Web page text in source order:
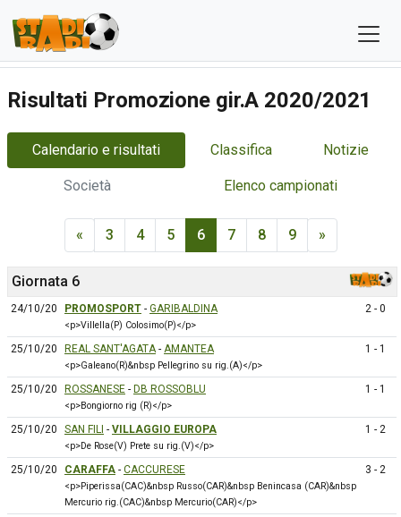
Risultati Promozione gir.A 2020/2021
Calendario e risultati Classifica Notizie
Società Elenco campionati
« 3 4 5 6 7 8 9 »
Giornata 6
24/10/20 PROMOSPORT - GARIBALDINA
<p>Villella(P) Colosimo(P)</p>
2 - 0
25/10/20 REAL SANT'AGATA- AMANTEA
<p>Galeano(R)&nbsp Pellegrino su rig.(A)</p>
1 - 1
25/10/20 ROSSANESE - DB ROSSOBLU
<p>Bongiorno rig (R)</p>
1 - 1
25/10/20 SAN FILI - VILLAGGIO EUROPA
<p>De Rose(V) Prete su rig.(V)</p>
1 - 2
25/10/20 CARAFFA - CACCURESE
<p>Piperissa(CAC)&nbsp Russo(CAR)&nbsp Benincasa (CAR)&nbsp
Mercurio rig.(CAC)&nbsp Mercurio(CAR)</p>
3 - 2